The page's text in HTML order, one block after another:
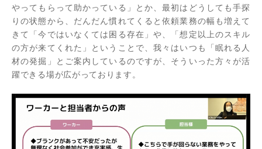
やってもらって助かっている」とか、最初はどうしても手探
りの状態から、だんだん慣れてくると依頼業務の幅も増えて
きて「今ではいなくては困る存在」や、「想定以上のスキル
の方が来てくれた」ということで、我々はいつも「眠れる人
材の発掘」とご案内しているのですが、そういった方々が活
躍できる場が広がっております。